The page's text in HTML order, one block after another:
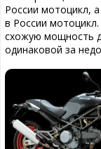
России мотоцикл,
в России
схожую мощность
одинаковой за